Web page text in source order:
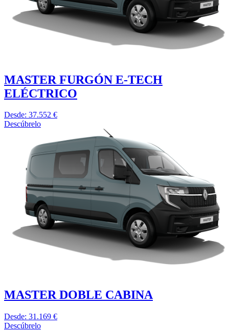
MASTER FURGÓN E-TECH
ELÉCTRICO
Desde: 37.552 €
Descúbrelo
MASTER DOBLE CABINA
Desde: 31.169 €
Descúbrelo